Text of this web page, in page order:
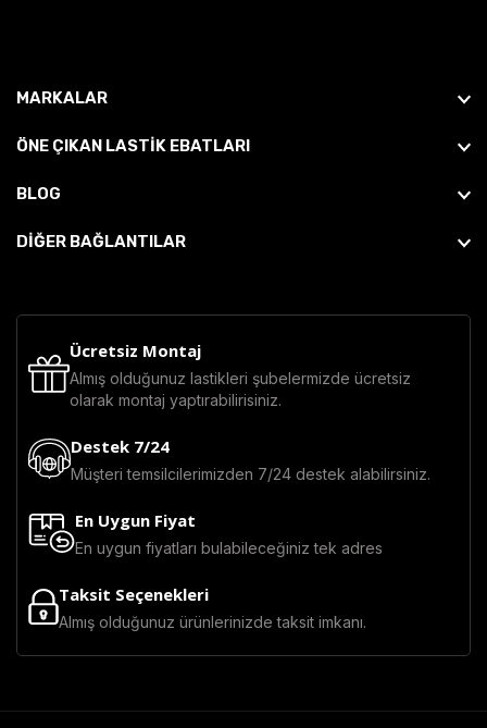
MARKALAR
ÖNE ÇIKAN LASTIK EBATLARI
BLOG
DİĞER BAĞLANTILAR
Ücretsiz Montaj
Almış olduğunuz lastikleri şubelermizde ücretsiz
olarak montaj yaptırabilirisiniz.
Destek 7/24
Müşteri temsilcilerimizden 7/24 destek alabilirsiniz.
En Uygun Fiyat
En uygun fiyatları bulabileceğiniz tek adres
Taksit Seçenekleri
Almış olduğunuz ürünlerinizde taksit imkanı.